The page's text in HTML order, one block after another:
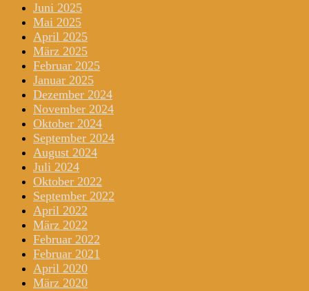
Juni 2025
Mai 2025
April 2025
März 2025
Februar 2025
Januar 2025
Dezember 2024
November 2024
Oktober 2024
September 2024
August 2024
Juli 2024
Oktober 2022
September 2022
April 2022
März 2022
Februar 2022
Februar 2021
April 2020
März 2020